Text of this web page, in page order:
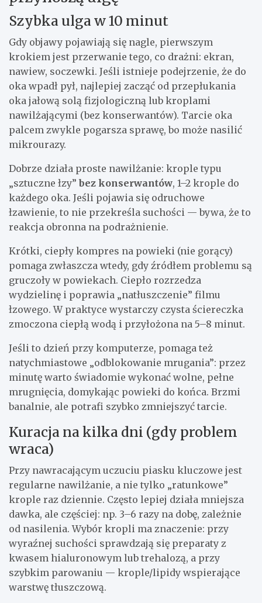
Szybka ulga w 10 minut
Gdy objawy pojawiają się nagle, pierwszym
krokiem jest przerwanie tego, co drażni: ekran,
nawiew, soczewki. Jeśli istnieje podejrzenie, że do
oka wpadł pył, najlepiej zacząć od przepłukania
oka jałową solą fizjologiczną lub kroplami
nawilżającymi (bez konserwantów). Tarcie oka
palcem zwykle pogarsza sprawę, bo może nasilić
mikrourazy.
Dobrze działa proste nawilżanie: krople typu
„sztuczne łzy” bez konserwantów, 1–2 krople do
każdego oka. Jeśli pojawia się odruchowe
łzawienie, to nie przekreśla suchości — bywa, że to
reakcja obronna na podrażnienie.
Krótki, ciepły kompres na powieki (nie gorący)
pomaga zwłaszcza wtedy, gdy źródłem problemu są
gruczoły w powiekach. Ciepło rozrzedza
wydzielinę i poprawia „natłuszczenie” filmu
łzowego. W praktyce wystarczy czysta ściereczka
zmoczona ciepłą wodą i przyłożona na 5–8 minut.
Jeśli to dzień przy komputerze, pomaga też
natychmiastowe „odblokowanie mrugania”: przez
minutę warto świadomie wykonać wolne, pełne
mrugnięcia, domykając powieki do końca. Brzmi
banalnie, ale potrafi szybko zmniejszyć tarcie.
Kuracja na kilka dni (gdy problem
wraca)
Przy nawracającym uczuciu piasku kluczowe jest
regularne nawilżanie, a nie tylko „ratunkowe”
krople raz dziennie. Często lepiej działa mniejsza
dawka, ale częściej: np. 3–6 razy na dobę, zależnie
od nasilenia. Wybór kropli ma znaczenie: przy
wyraźnej suchości sprawdzają się preparaty z
kwasem hialuronowym lub trehalozą, a przy
szybkim parowaniu — krople/lipidy wspierające
warstwę tłuszczową.